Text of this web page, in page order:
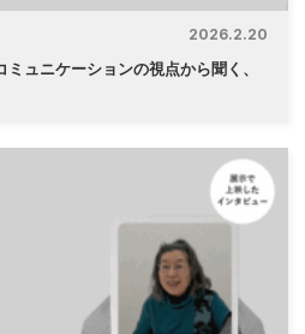
2026.2.20
ュニケーションの視点から聞く、